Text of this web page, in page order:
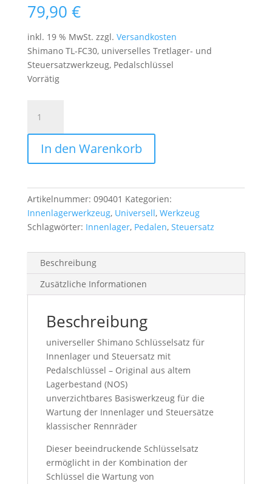
79,90 €
inkl. 19 % MwSt. zzgl. Versandkosten
Shimano TL-FC30, universelles Tretlager- und
Steuersatzwerkzeug, Pedalschlüssel
Vorrätig
FC30,
universelles
Tretlager-
Steuersatzwerkzeug,
Pedalschlüssel
Menge
In den Warenkorb
Artikelnummer: 090401 Kategorien:
Innenlagerwerkzeug, Universell, Werkzeug
Schlagwörter: Innenlager, Pedalen, Steuersatz
Beschreibung
Zusätzliche Informationen
Beschreibung
universeller Shimano Schlüsselsatz für
Innenlager und Steuersatz mit
Pedalschlüssel – Original aus altem
Lagerbestand (NOS)
unverzichtbares Basiswerkzeug für die
Wartung der Innenlager und Steuersätze
klassischer Rennräder
Dieser beeindruckende Schlüsselsatz
ermöglicht in der Kombination der
Schlüssel die Wartung von